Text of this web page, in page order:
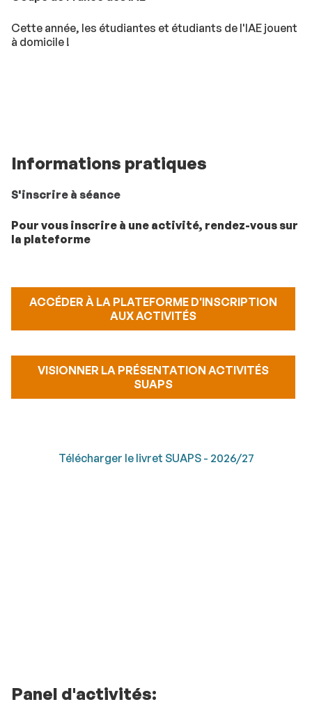
Cette année, les étudiantes et étudiants de l'IAE jouent
à domicile !
Informations pratiques
S'inscrire à séance
Pour vous inscrire à une activité, rendez-vous sur
la plateforme
ACCÉDER À LA PLATEFORME D'INSCRIPTION
AUX ACTIVITÉS
VISIONNER LA PRÉSENTATION ACTIVITÉS
SUAPS
Télécharger le livret SUAPS - 2026/27
Panel d'activités: